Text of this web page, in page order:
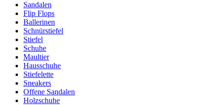
Sandalen
Flip Flops
Ballerinen
Schnürstiefel
Stiefel
Schuhe
Maultier
Hausschuhe
Stiefelette
Sneakers
Offene Sandalen
Holzschuhe